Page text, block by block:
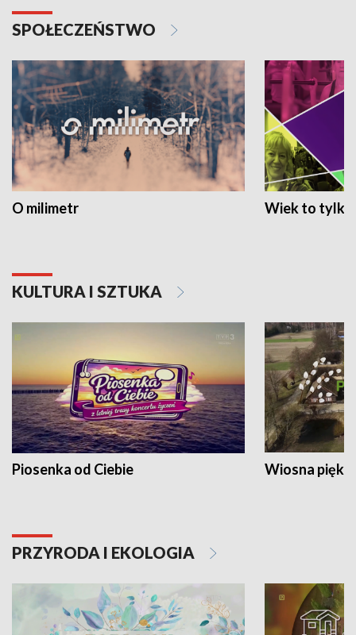
SPOŁECZEŃSTWO
O milimetr Wiek to tylko
KULTURA I SZTUKA
Piosenka od Ciebie Wiosna
PRZYRODA I EKOLOGIA